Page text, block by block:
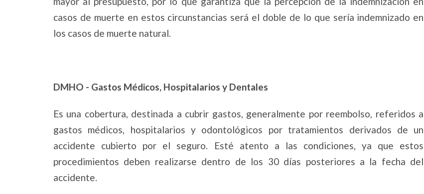
casos de muerte en estos circunstancias será el doble de lo que sería indemnizado en
los casos de muerte natural.
DMHO - Gastos Médicos, Hospitalarios y Dentales
Es una cobertura, destinada a cubrir gastos, generalmente por reembolso, referidos a
gastos médicos, hospitalarios y odontológicos por tratamientos derivados de un
accidente cubierto por el seguro. Esté atento a las condiciones, ya que estos
procedimientos deben realizarse dentro de los 30 días posteriores a la fecha del
accidente.